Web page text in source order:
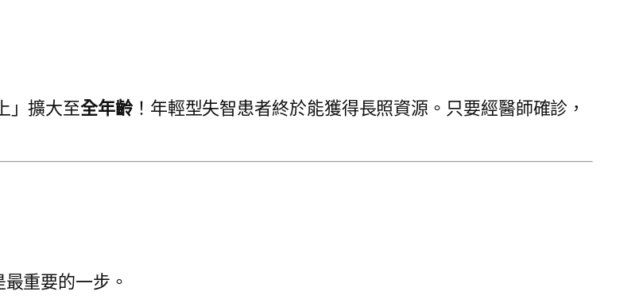
」擴大至全年齡！年輕型失智患者終於能獲得長照資源。只要經醫師確診，
重要的一步。